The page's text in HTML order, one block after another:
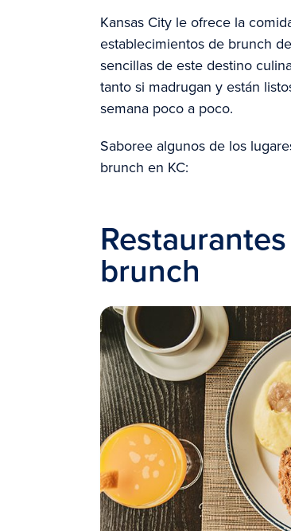
Kansas City le ofrece la
establecimientos de brunch
sencillas de este destino
tanto si madrugan y están
semana poco a poco.
Saboree algunos de los
brunch en KC:
brunch